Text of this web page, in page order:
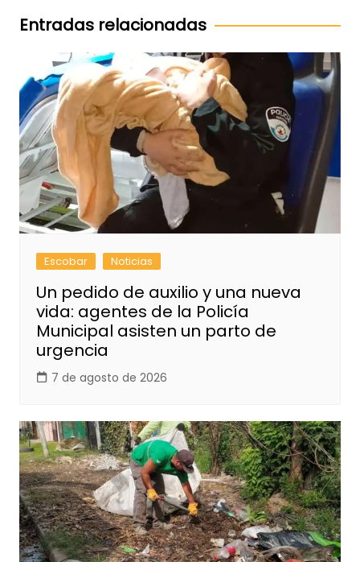
entradas
Entradas relacionadas
Escobar Noticias
Un pedido de auxilio y una nueva
vida: agentes de la Policía
Municipal asisten un parto de
urgencia
7 de agosto de 2026